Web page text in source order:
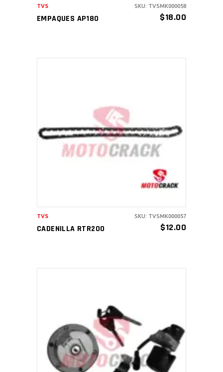
EMPAQUES AP180 $18.00
TVS SKU: TVSMK000058
AÑADIR AL CARRITO
CADENILLA RTR200 $12.00
TVS SKU: TVSMK000057
AÑADIR AL CARRITO